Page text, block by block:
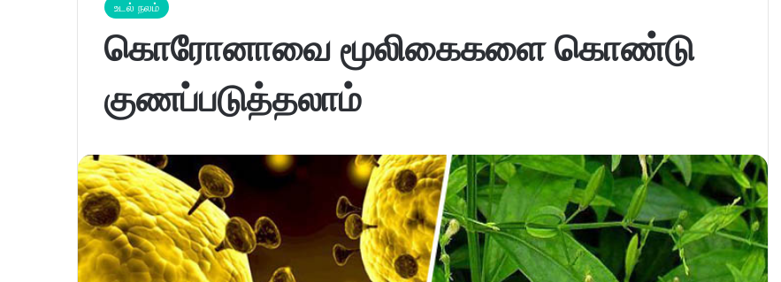
உடல் நலம்
கொரோனாவை மூலிகைகளை கொண்டு
குணப்படுத்தலாம்